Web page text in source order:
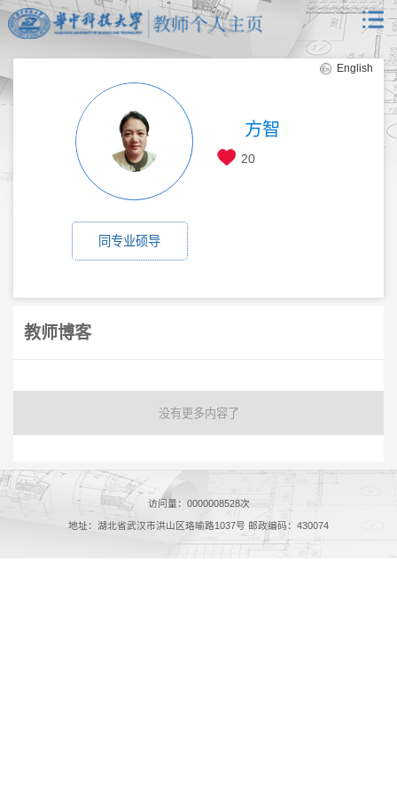
English
方智
20
同专业硕导
教师博客
没有更多内容了
访问量： 0000008528次
地址：湖北省武汉市洪山区珞喻路1037号 邮政编码：430074